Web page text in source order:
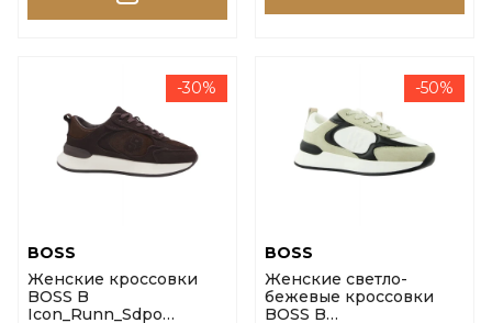
-30%
BOSS
Женские кроссовки
BOSS B
Icon_Runn_Sdpo
-50%
BOSS
Женские светло-
бежевые кроссовки
BOSS B